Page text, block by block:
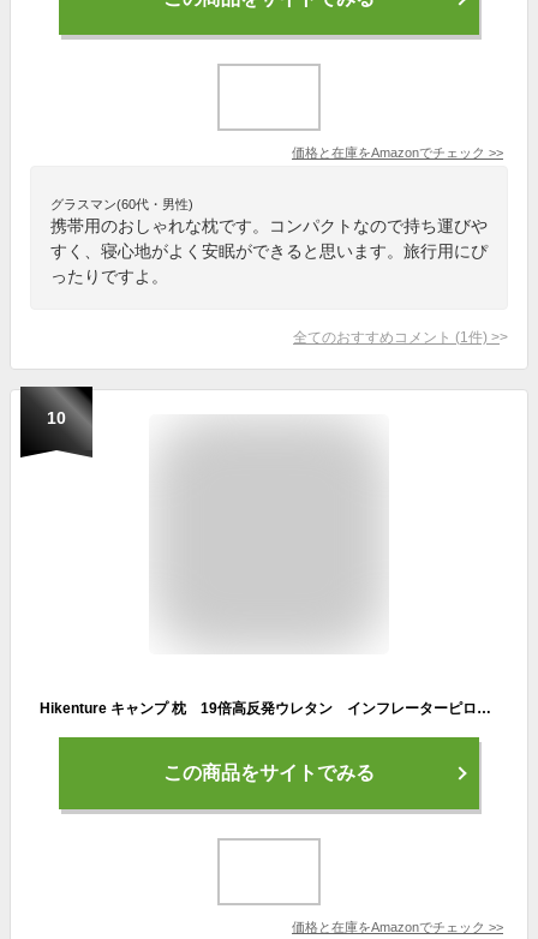
価格と在庫をAmazonでチェック >>
グラスマン(60代・男性)
携帯用のおしゃれな枕です。コンパクトなので持ち運びや
すく、寝心地がよく安眠ができると思います。旅行用にぴ
ったりですよ。
全てのおすすめコメント (1 件) >
10
Hikenture キャンプ 枕 19倍高反発ウレタン インフレーターピロー 人間工学デザイン キャンプ枕 超軽量 アウトドア 枕 携帯枕 30D高伸縮性ある素材 旅行枕 キャンプまくら トラベルピロー 腰枕 コンパクト 収納袋付き インフレータブル 枕 アウトドア・キャンプ・トラベル・車中泊・事務室（ダークブルー）
この商品をサイトでみる
価格と在庫をAmazonでチェック >>